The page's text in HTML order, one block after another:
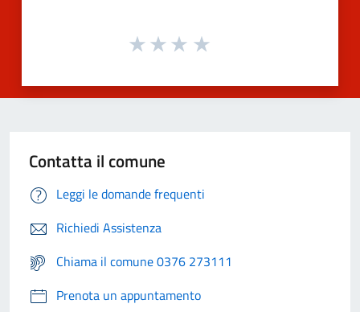
Contatta il comune
Leggi le domande frequenti
Richiedi Assistenza
Chiama il comune 0376 273111
Prenota un appuntamento